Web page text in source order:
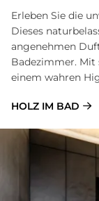
Erleben Sie die
Dieses
angenehmen
Badezimmer. Mit
einem wahren
HOLZ IM BAD